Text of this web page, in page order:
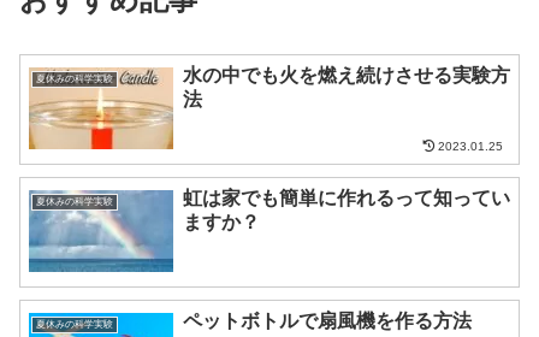
夏休みの科学実験
水の中でも火を燃え続けさせる実験方
法
2023.01.25
夏休みの科学実験
虹は家でも簡単に作れるって知ってい
ますか？
夏休みの科学実験 ペットボトルで扇風機を作る方法